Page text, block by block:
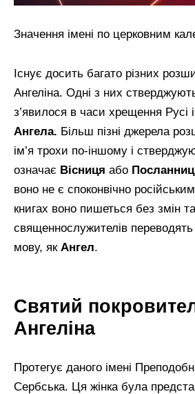
Значення імені по церковним
Існує досить багато різних
Ангеліна. Одні з них
з’явилося в часи хрещення Русі
Ангела. Більш пізні джерела
ім’я трохи по-іншому і
означає Вісниця або
воно не є споконвічно
книгах воно пишеться без змін
священнослужителів переводять
мову, як Ангел.
Святий
Ангеліна
Протегує даного імені
Сербська. Ця жінка була